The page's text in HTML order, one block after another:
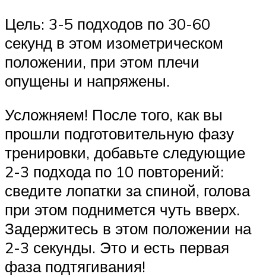
Цель: 3-5 подходов по 30-60
секунд в этом изометрическом
положении, при этом плечи
опущены и напряжены.
Усложняем! После того, как вы
прошли подготовительную фазу
тренировки, добавьте следующие
2-3 подхода по 10 повторений:
сведите лопатки за спиной, голова
при этом поднимется чуть вверх.
Задержитесь в этом положении на
2-3 секунды. Это и есть первая
фаза подтягивания!